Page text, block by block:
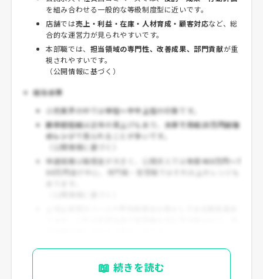
を組み合わせる一般的な等級制度型に近いです。
店舗では売上・利益・在庫・人材育成・顧客対応など、総
合的な運営力が見られやすいです。
本部職では、 担当領域の専門性、改善成果、部門貢献が重
視されやすいです。
（公開情報に基づく）
給与水準
小売業界の中では中位～やや上位の印象です。
新卒初任給は近年の賃上げもあり、 大卒で月給25万円前後
のレンジ
で見られることが多いです。
（公開情報に基づく）
中途採用は職種差が大きく、公開求人では 年収400万円～7
00万円台 が中心、専門職・管理職ではそれ以上のレンジも
📖 続きを読む